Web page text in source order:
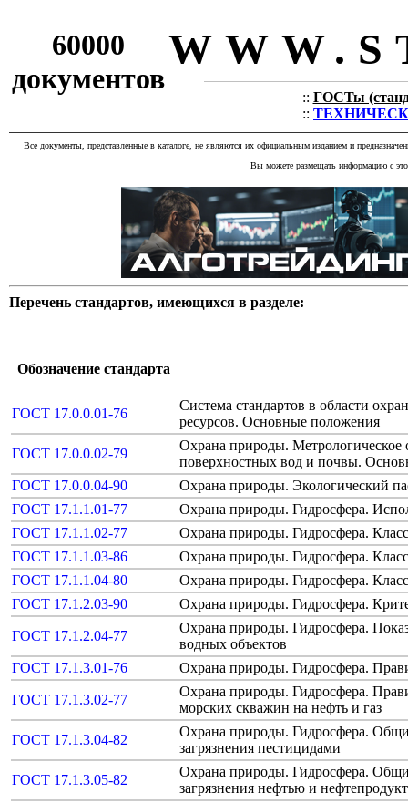
60000
документов
:: ГОСТы
::
Все документы, представленные в каталоге, не являются их официальным изданием и
Вы можете размещать информацию с
Перечень стандартов, имеющихся в разделе:
Обозначение стандарта
ГОСТ 17.0.0.01-76
Система стандартов в области
ресурсов. Основные положения
ГОСТ 17.0.0.02-79
Охрана природы. Метрологическое
поверхностных вод и почвы.
ГОСТ 17.0.0.04-90
Охрана природы. Экологический
ГОСТ 17.1.1.01-77
Охрана природы. Гидросфера.
ГОСТ 17.1.1.02-77
Охрана природы. Гидросфера.
ГОСТ 17.1.1.03-86
Охрана природы. Гидросфера.
ГОСТ 17.1.1.04-80
Охрана природы. Гидросфера.
ГОСТ 17.1.2.03-90
Охрана природы. Гидросфера.
ГОСТ 17.1.2.04-77
Охрана природы. Гидросфера.
водных объектов
ГОСТ 17.1.3.01-76
Охрана природы. Гидросфера.
ГОСТ 17.1.3.02-77
Охрана природы. Гидросфера.
морских скважин на нефть и газ
ГОСТ 17.1.3.04-82
Охрана природы. Гидросфера.
загрязнения пестицидами
ГОСТ 17.1.3.05-82
Охрана природы. Гидросфера.
загрязнения нефтью и